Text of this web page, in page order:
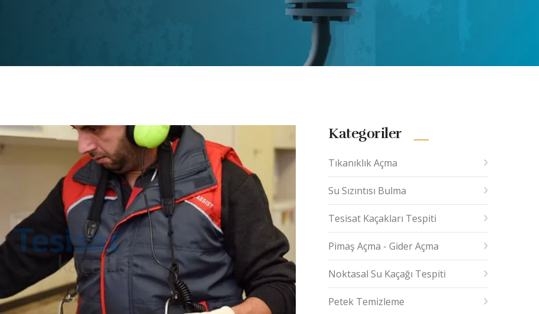
Kategoriler
Tıkanıklık Açma
Su Sızıntısı Bulma
Tesisat Kaçakları Tespiti
Pimaş Açma - Gider Açma
Noktasal Su Kaçağı Tespiti
Petek Temizleme